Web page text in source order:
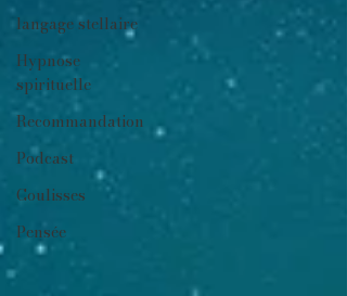
langage stellaire
Hypnose
spirituelle
Recommandation
Podcast
Coulisses
Pensée